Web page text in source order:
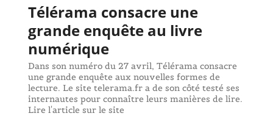
Télérama consacre une
grande enquête au livre
numérique
Dans son numéro du 27 avril, Télérama consacre
une grande enquête aux nouvelles formes de
lecture. Le site telerama.fr a de son côté testé ses
internautes pour connaître leurs manières de lire.
Lire l'article sur le site